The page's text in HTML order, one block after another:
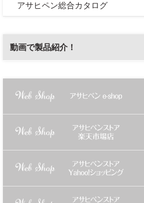
アサヒペン総合カタログ
動画で製品紹介！